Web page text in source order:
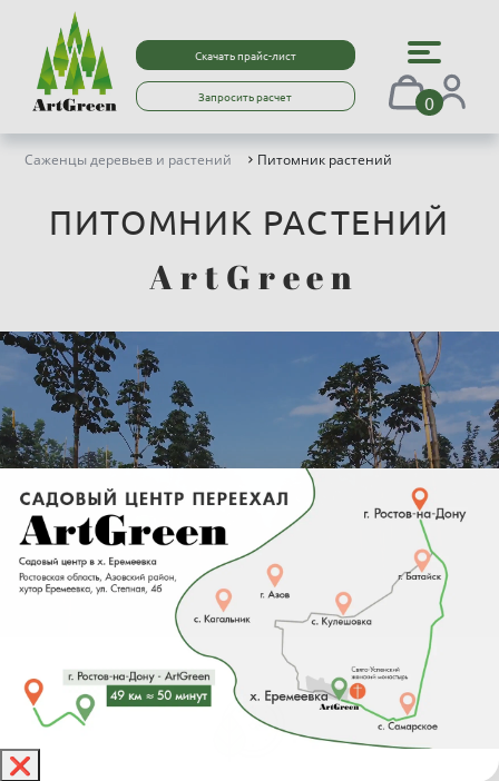
❌
Скачать прайс-лист
Запросить расчет 0
Саженцы деревьев и растений Питомник растений
ПИТОМНИК РАСТЕНИЙ
A r t G r e e n